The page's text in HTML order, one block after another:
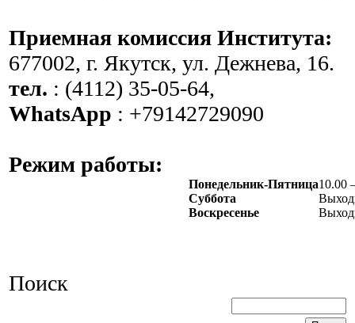
Приемная комиссия Института:
677002, г. Якутск, ул. Дежнева, 16.
тел. : (4112) 35-05-64,
WhatsApp : +79142729090
Режим работы:
Понедельник-Пятница10.00
Суббота
Воскресенье
Поиск